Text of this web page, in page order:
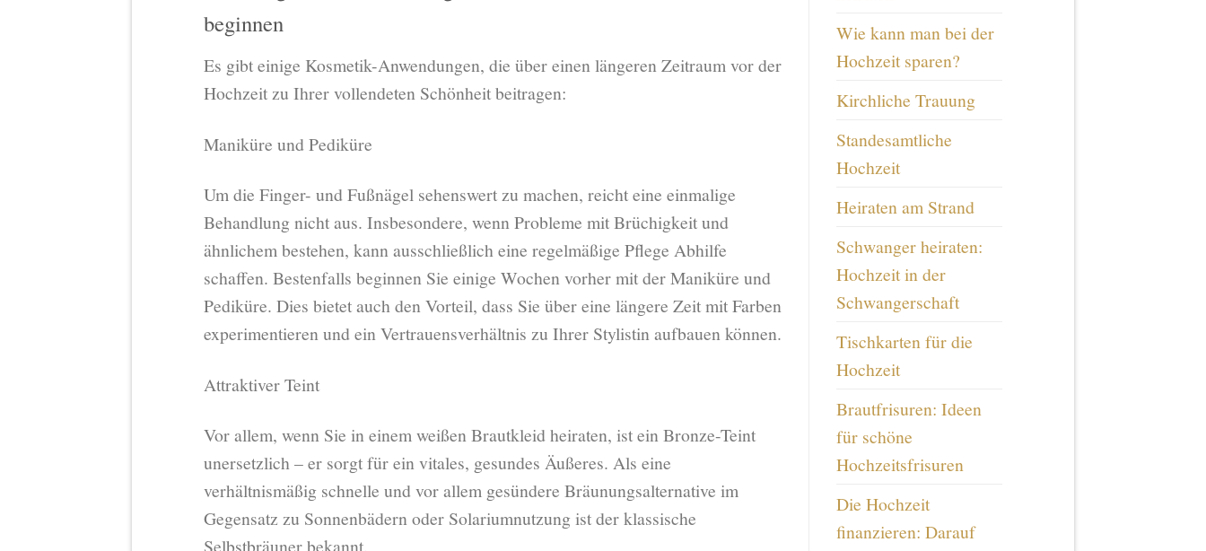
beginnen
Es gibt einige Kosmetik-Anwendungen, die über einen längeren Zeitraum vor der
Hochzeit zu Ihrer vollendeten Schönheit beitragen:
Maniküre und Pediküre
Um die Finger- und Fußnägel sehenswert zu machen, reicht eine einmalige
Behandlung nicht aus. Insbesondere, wenn Probleme mit Brüchigkeit und
ähnlichem bestehen, kann ausschließlich eine regelmäßige Pflege Abhilfe
schaffen. Bestenfalls beginnen Sie einige Wochen vorher mit der Maniküre und
Pediküre. Dies bietet auch den Vorteil, dass Sie über eine längere Zeit mit Farben
experimentieren und ein Vertrauensverhältnis zu Ihrer Stylistin aufbauen können.
Attraktiver Teint
Vor allem, wenn Sie in einem weißen Brautkleid heiraten, ist ein Bronze-Teint
unersetzlich – er sorgt für ein vitales, gesundes Äußeres. Als eine
verhältnismäßig schnelle und vor allem gesündere Bräunungsalternative im
Gegensatz zu Sonnenbädern oder Solariumnutzung ist der klassische
Wie kann man bei der
Hochzeit sparen?
Kirchliche Trauung
Standesamtliche
Hochzeit
Heiraten am Strand
Schwanger heiraten:
Hochzeit in der
Schwangerschaft
Tischkarten für die
Hochzeit
Brautfrisuren: Ideen
für schöne
Hochzeitsfrisuren
Die Hochzeit
finanzieren: Darauf